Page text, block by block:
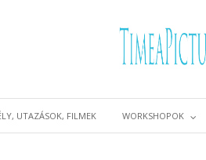
UTAZÁSOK, FILMEK WORKSHOPOK